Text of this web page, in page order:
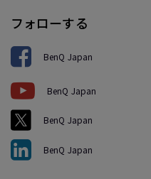
フォローする
BenQ Japan
BenQ Japan
BenQ Japan
BenQ Japan